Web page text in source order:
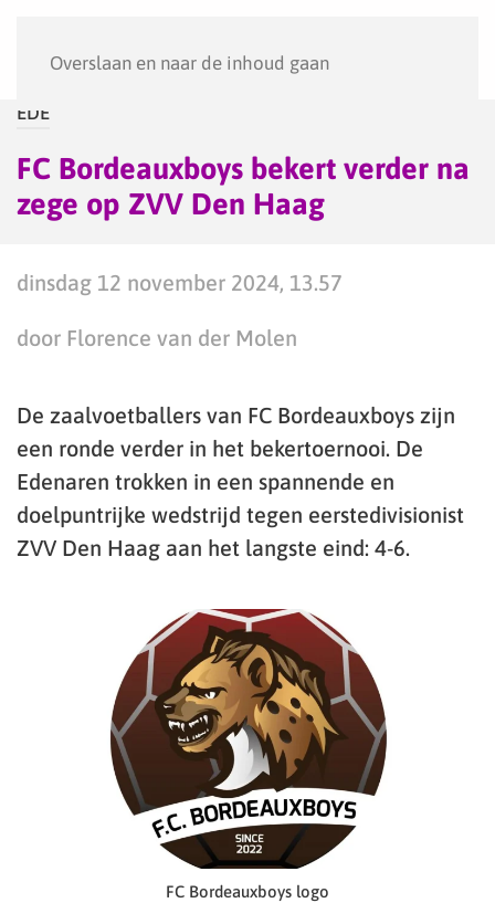
Overslaan en naar de inhoud gaan
EDE
FC Bordeauxboys bekert verder na
zege op ZVV Den Haag
dinsdag 12 november 2024, 13.57
door Florence van der Molen
De zaalvoetballers van FC Bordeauxboys zijn
een ronde verder in het bekertoernooi. De
Edenaren trokken in een spannende en
doelpuntrijke wedstrijd tegen eerstedivisionist
ZVV Den Haag aan het langste eind: 4-6.
FC Bordeauxboys logo